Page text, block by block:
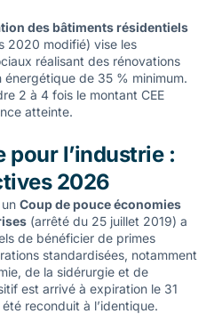
des bâtiments résidentiels
2020 modifié) vise les
réalisant des rénovations
de 35 % minimum.
2 à 4 fois le montant CEE
atteinte.
pour l’industrie :
2026
Coup de pouce économies
(arrêté du 25 juillet 2019) a
de bénéficier de primes
standardisées, notamment
de la sidérurgie et de
est arrivé à expiration le 31
reconduit à l’identique.